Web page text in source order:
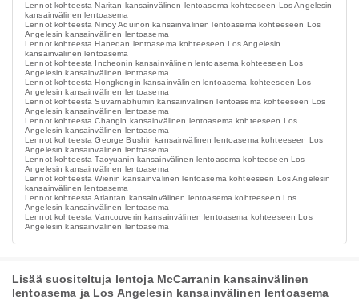
Lennot kohteesta Naritan kansainvälinen lentoasema kohteeseen Los Angelesin
kansainvälinen lentoasema
Lennot kohteesta Ninoy Aquinon kansainvälinen lentoasema kohteeseen Los
Angelesin kansainvälinen lentoasema
Lennot kohteesta Hanedan lentoasema kohteeseen Los Angelesin
kansainvälinen lentoasema
Lennot kohteesta Incheonin kansainvälinen lentoasema kohteeseen Los
Angelesin kansainvälinen lentoasema
Lennot kohteesta Hongkongin kansainvälinen lentoasema kohteeseen Los
Angelesin kansainvälinen lentoasema
Lennot kohteesta Suvarnabhumin kansainvälinen lentoasema kohteeseen Los
Angelesin kansainvälinen lentoasema
Lennot kohteesta Changin kansainvälinen lentoasema kohteeseen Los
Angelesin kansainvälinen lentoasema
Lennot kohteesta George Bushin kansainvälinen lentoasema kohteeseen Los
Angelesin kansainvälinen lentoasema
Lennot kohteesta Taoyuanin kansainvälinen lentoasema kohteeseen Los
Angelesin kansainvälinen lentoasema
Lennot kohteesta Wienin kansainvälinen lentoasema kohteeseen Los Angelesin
kansainvälinen lentoasema
Lennot kohteesta Atlantan kansainvälinen lentoasema kohteeseen Los
Angelesin kansainvälinen lentoasema
Lennot kohteesta Vancouverin kansainvälinen lentoasema kohteeseen Los
Angelesin kansainvälinen lentoasema
Lisää suositeltuja lentoja McCarranin kansainvälinen
lentoasema ja Los Angelesin kansainvälinen lentoasema